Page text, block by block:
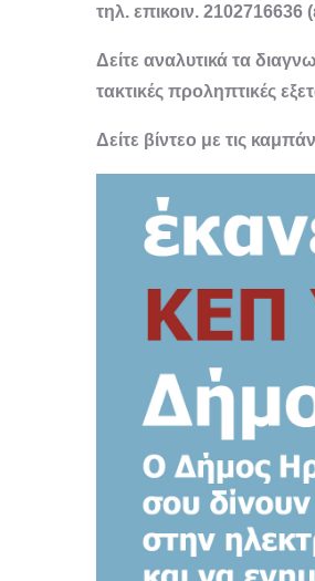
τηλ. επικοιν.
Δείτε αναλυτικά τα
τακτικές προληπτικές
Δείτε βίντεο με τις